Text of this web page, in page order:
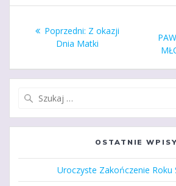
wpisu
Poprzedni: Poprzedni
wpis:
Z okazji
Dnia Matki
OSTATNIE
Uroczyste Zakończenie Roku